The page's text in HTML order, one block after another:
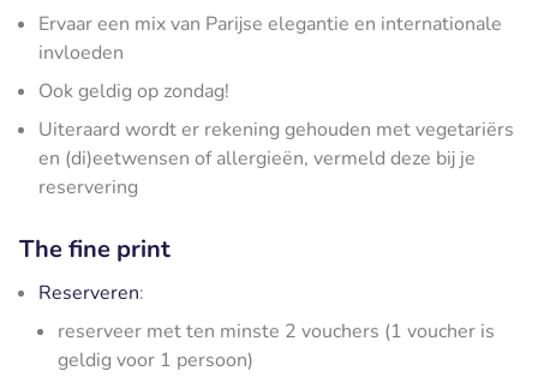
Ervaar een mix van Parijse elegantie en internationale
invloeden
Ook geldig op zondag!
Uiteraard wordt er rekening gehouden met vegetariërs
en (di)eetwensen of allergieën, vermeld deze bij je
reservering
The fine print
Reserveren:
reserveer met ten minste 2 vouchers (1 voucher is
geldig voor 1 persoon)